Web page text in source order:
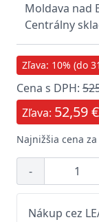
Moldava nad
Centrálny
Zľava: 10% (do
Cena s DPH:
Zľava: 52,59 €
Najnižšia cena
-
Nákup cez